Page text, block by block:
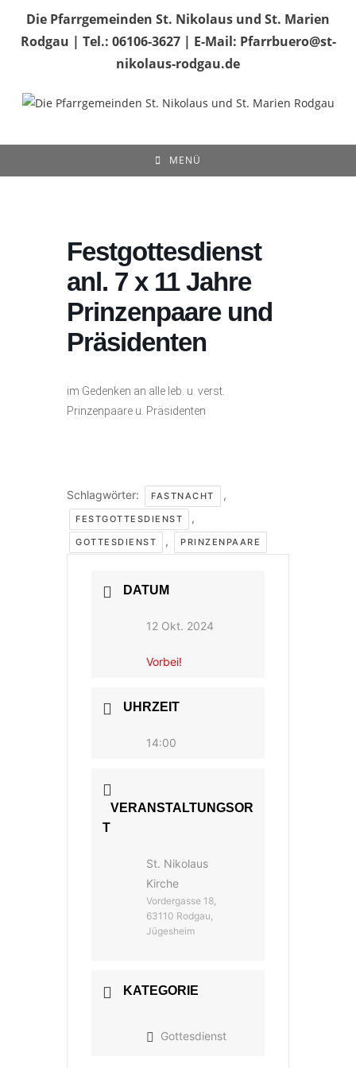
Inhalt
springen
Die Pfarrgemeinden St. Nikolaus und St. Marien
Rodgau | Tel.: 06106-3627 | E-Mail: Pfarrbuero@st-
nikolaus-rodgau.de
MENÜ
Festgottesdienst
anl. 7 x 11 Jahre
Prinzenpaare und
Präsidenten
im Gedenken an alle leb. u. verst.
Prinzenpaare u. Präsidenten
Schlagwörter: FASTNACHT ,
FESTGOTTESDIENST ,
GOTTESDIENST , PRINZENPAARE
DATUM
12 Okt. 2024
Vorbei!
UHRZEIT
14:00
VERANSTALTUNGSOR
T
St. Nikolaus
Kirche
Vordergasse 18,
63110 Rodgau,
Jügesheim
KATEGORIE
Gottesdienst